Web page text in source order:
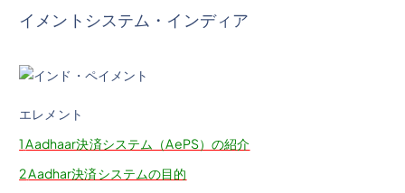
イメントシステム・インディア
エレメント
1Aadhaar決済システム（AePS）の紹介
2Aadhar決済システムの目的